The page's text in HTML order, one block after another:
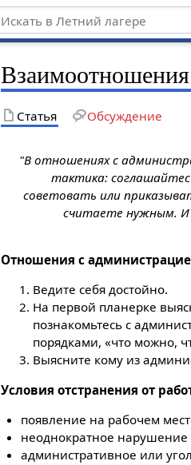
Статья Обсуждение
"В отношениях с
тактика:
советовать или
считаете нужным. И
Отношения с
Ведите себя достойно.
На первой планерке
познакомьтесь с
порядками, «что можно,
Выясните кому из
Условия отстранения от
появление на рабочем
неоднократное нарушение
административное или